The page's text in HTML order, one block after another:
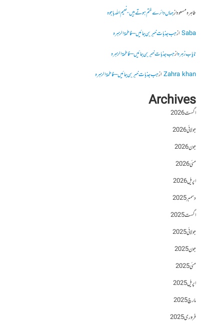
طاہرہ مسعودازجہاں دائرے ختم ہوتے ہیں- نعیم اللہ باجوہ
Sabaازجب جذبات خبر بن جائیں – فاطمۃالزہرہ
نایاب زہرہازجب جذبات خبر بن جائیں – فاطمۃالزہرہ
Zahra khanازجب جذبات خبر بن جائیں – فاطمۃالزہرہ
Archives
اگست 2026
جولائی 2026
جون 2026
مئی 2026
اپریل 2026
دسمبر 2025
اگست 2025
جولائی 2025
جون 2025
مئی 2025
اپریل 2025
مارچ 2025
فروری 2025